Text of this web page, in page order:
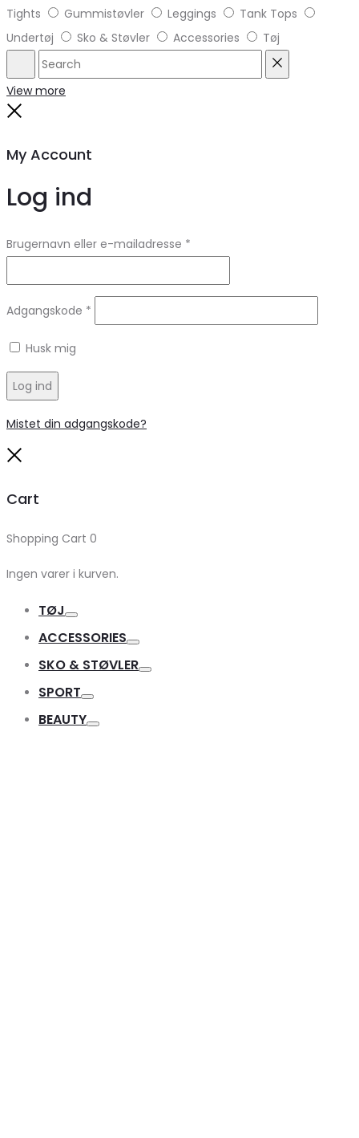
Tights
Gummistøvler Leggings
Tank Tops
Undertøj
Sko & Støvler Accessories Tøj
Search
View more
My Account
Log ind
Brugernavn eller e-mailadresse *
Adgangskode *
Husk mig
Log ind
Mistet din adgangskode?
Cart
Shopping Cart 0
Ingen varer i kurven.
TØJ
ACCESSORIES
SKO & STØVLER
SPORT
BEAUTY